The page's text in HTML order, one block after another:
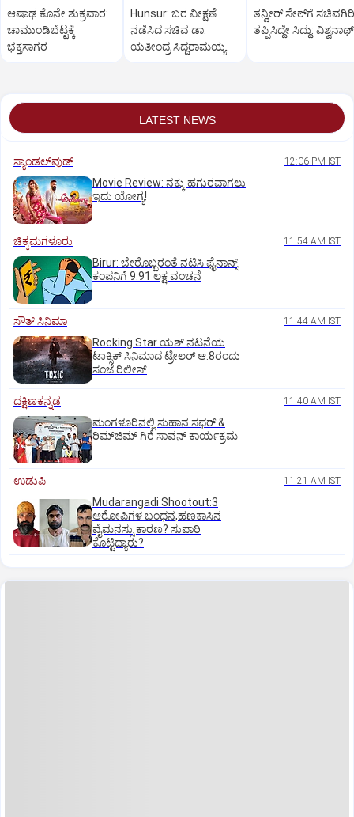
ಆಷಾಢ ಕೊನೇ ಶುಕ್ರವಾರ:
ಚಾಮುಂಡಿಬೆಟ್ಟಕ್ಕೆ
ಭಕ್ತಸಾಗರ
Hunsur: ಬರ ವೀಕ್ಷಣೆ
ನಡೆಸಿದ ಸಚಿವ ಡಾ.
ಯತೀಂದ್ರ ಸಿದ್ದರಾಮಯ್ಯ
ತನ್ವೀರ್‌ ಸೇಠ್‌ಗೆ ಸಚಿವಗಿರಿ
ತಪ್ಪಿಸಿದ್ದೇ ಸಿದ್ದು: ವಿಶ್ವನಾಥ್
LATEST NEWS
ಸ್ಯಾಂಡಲ್‌ವುಡ್‌ 12:06 PM IST
Movie Review: ನಕ್ಕು ಹಗುರವಾಗಲು
ಇದು ಯೋಗ್ಯ!
ಚಿಕ್ಕಮಗಳೂರು 11:54 AM IST
Birur: ಬೇರೊಬ್ಬರಂತೆ ನಟಿಸಿ ಫೈನಾನ್ಸ್
ಕಂಪನಿಗೆ 9.91 ಲಕ್ಷ ವಂಚನೆ
ಸೌತ್‌ ಸಿನಿಮಾ 11:44 AM IST
Rocking Star ಯಶ್‌ ನಟನೆಯ
ಟಾಕ್ಸಿಕ್‌ ಸಿನಿಮಾದ ಟ್ರೇಲರ್‌ ಆ.8ರಂದು
ಸಂಜೆ ರಿಲೀಸ್
ದಕ್ಷಿಣಕನ್ನಡ 11:40 AM IST
ಮಂಗಳೂರಿನಲ್ಲಿ ಸುಹಾನ ಸಫರ್ &
ರಿಮ್‌ಜಿಮ್ ಗಿರೆ ಸಾವನ್ ಕಾರ್ಯಕ್ರಮ
ಉಡುಪಿ 11:21 AM IST
Mudarangadi Shootout:‌3
ಆರೋಪಿಗಳ ಬಂಧನ,ಹಣಕಾಸಿನ
ವೈಮನಸ್ಸು ಕಾರಣ? ಸುಪಾರಿ
ಕೊಟ್ಟಿದ್ಯಾರು?